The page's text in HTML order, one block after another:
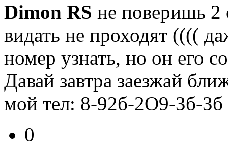
Dimon RS не поверишь 2
видать не проходят ((((
номер узнать, но он его
Давай завтра заезжай
мой тел: 8-92б-2О9-Зб-Зб
0